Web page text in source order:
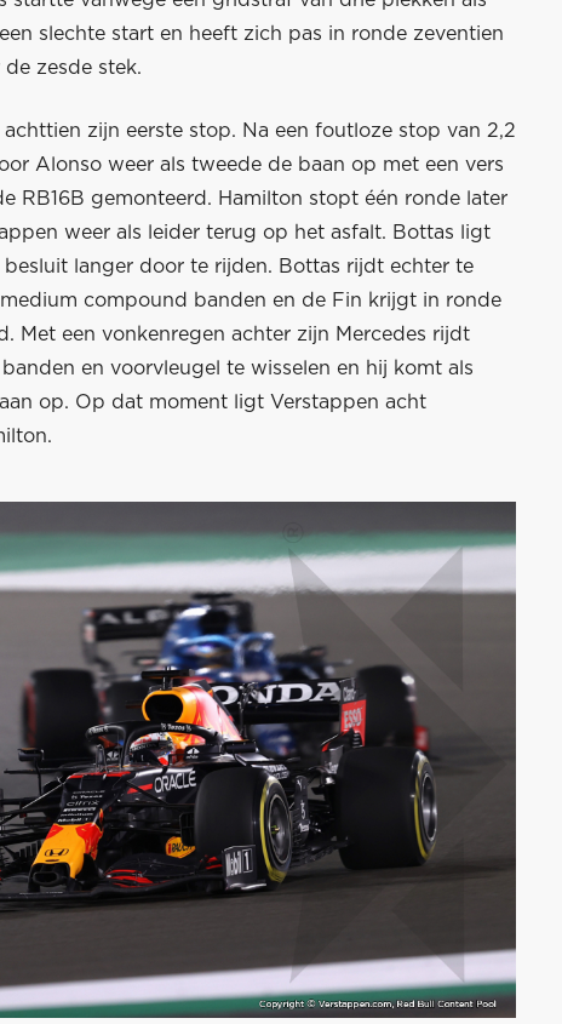
slechte start en heeft zich pas in ronde zeventien
zesde stek.
zijn eerste stop. Na een foutloze stop van 2,2
Alonso weer als tweede de baan op met een vers
RB16B gemonteerd. Hamilton stopt één ronde later
weer als leider terug op het asfalt. Bottas ligt
langer door te rijden. Bottas rijdt echter te
compound banden en de Fin krijgt in ronde
Met een vonkenregen achter zijn Mercedes rijdt
en voorvleugel te wisselen en hij komt als
op. Op dat moment ligt Verstappen acht